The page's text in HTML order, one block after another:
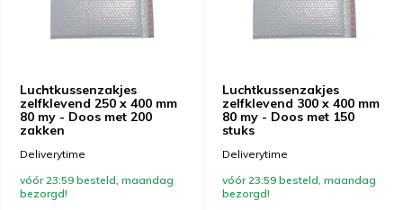
Luchtkussenzakjes
zelfklevend 250 x 400 mm
80 my - Doos met 200
zakken
Deliverytime
vóór 23:59 besteld, maandag
bezorgd!
Luchtkussenzakjes
zelfklevend 300 x 400 mm
80 my - Doos met 150
stuks
Deliverytime
vóór 23:59 besteld, maandag
bezorgd!